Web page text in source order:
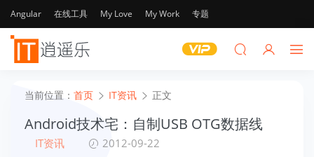
Angular 在线工具 My Love My Work 专题
当前位置： 首页 IT资讯 正文
Android技术宅：自制USB OTG数据线
IT资讯 2012-09-22